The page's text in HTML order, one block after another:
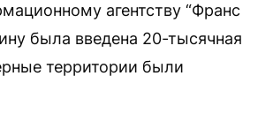
агентству “Франс
была введена 20-тысячная
территории были